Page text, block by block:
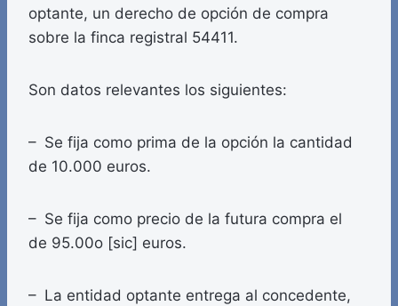
optante, un derecho de opción de compra
sobre la finca registral 54411.
Son datos relevantes los siguientes:
– Se fija como prima de la opción la cantidad
de 10.000 euros.
– Se fija como precio de la futura compra el
de 95.00o [sic] euros.
– La entidad optante entrega al concedente,